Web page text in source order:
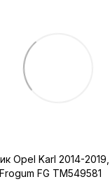
Opel Karl 2014-
FG TM549581